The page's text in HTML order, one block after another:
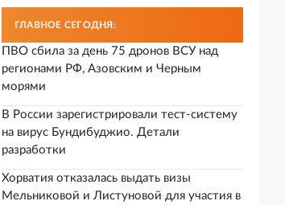
ГЛАВНОЕ СЕГОДНЯ:
ПВО сбила за день 75 дронов ВСУ над
регионами РФ, Азовским и Черным
морями
В России зарегистрировали тест-систему
на вирус Бундибуджио. Детали
разработки
Хорватия отказалась выдать визы
Мельниковой и Листуновой для участия в